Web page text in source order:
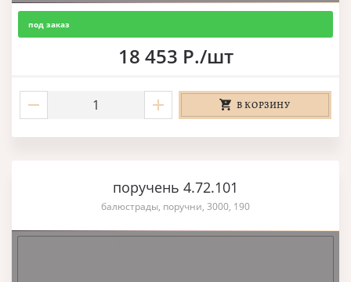
под заказ
18 453 Р./шт
В КОРЗИНУ
поручень 4.72.101
балюстрады, поручни, 3000, 190